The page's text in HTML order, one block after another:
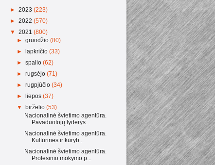
► 2023 (223)
► 2022 (570)
▼ 2021 (800)
►gruodžio(80)
►lapkričio(33)
►spalio(62)
►rugsėjo(71)
►rugpjūčio(34)
►liepos(37)
▼birželio(53)
Nacionalinė švietimo agentūra.
Pavaduotojų lyderys...
Nacionalinė švietimo agentūra.
Kultūrinės ir kūryb...
Nacionalinė švietimo agentūra.
Profesinio mokymo p...